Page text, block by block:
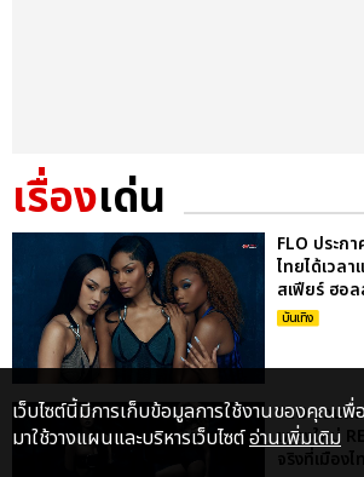
เรื่องเด่น
FLO ประก
ไทยได้เวล
สเฟียร์ ฮอ
บันเทิง
FLO ชวนแ
เพลงใหม่
จริงที่เมือง
เว็บไซต์นี้มีการเก็บข้อมูลการใช้งานของคุณเพื่
มาใช้วางแผนและบริหารเว็บไซต์อ่านเพิ่มเติม